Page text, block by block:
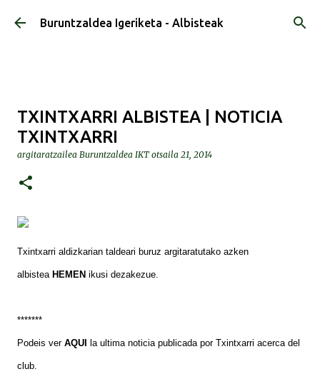
Saltatu eta joan eduki nagusira
Buruntzaldea Igeriketa - Albisteak
TXINTXARRI ALBISTEA | NOTICIA
TXINTXARRI
argitaratzailea Buruntzaldea IKT otsaila 21, 2014
Txintxarri aldizkarian taldeari buruz argitaratutako azken
albistea HEMEN ikusi dezakezue.
*******
Podeis ver AQUI la ultima noticia publicada por Txintxarri acerca del
club.